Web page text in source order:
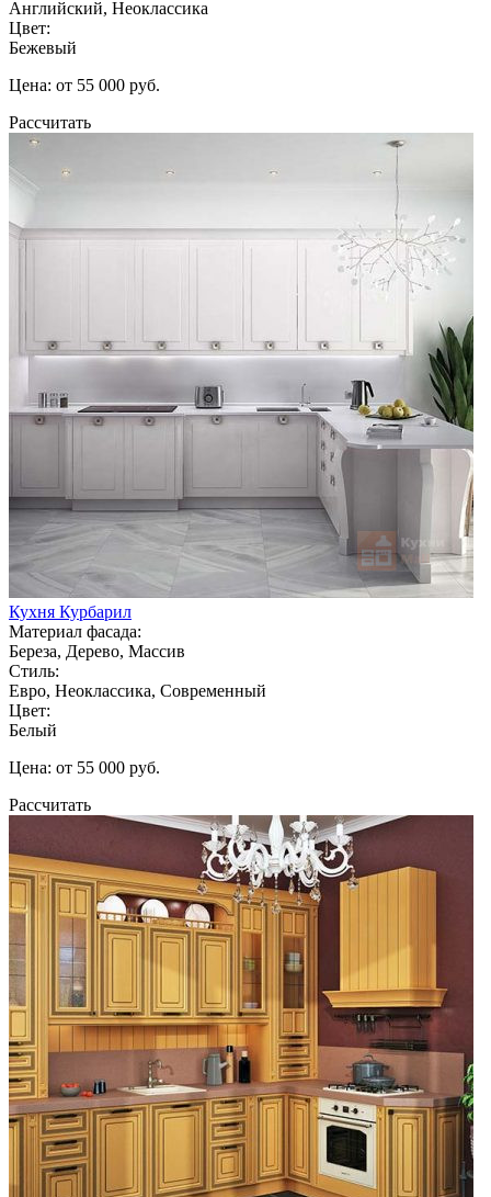
Английский, Неоклассика
Цвет:
Бежевый
Цена: от 55 000 руб.
Рассчитать
Кухня Курбарил
Материал фасада:
Береза, Дерево, Массив
Стиль:
Евро, Неоклассика, Современный
Цвет:
Белый
Цена: от 55 000 руб.
Рассчитать